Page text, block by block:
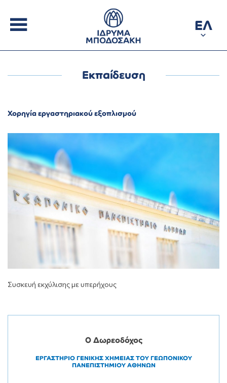
ΕΛ
Εκπαίδευση
Χορηγία εργαστηριακού εξοπλισμού
Συσκευή εκχύλισης με υπερήχους
Ο Δωρεοδόχος
ΕΡΓΑΣΤΗΡΙΟ ΓΕΝΙΚΗΣ ΧΗΜΕΙΑΣ ΤΟΥ ΓΕΩΠΟΝΙΚΟΥ
ΠΑΝΕΠΙΣΤΗΜΙΟΥ ΑΘΗΝΩΝ